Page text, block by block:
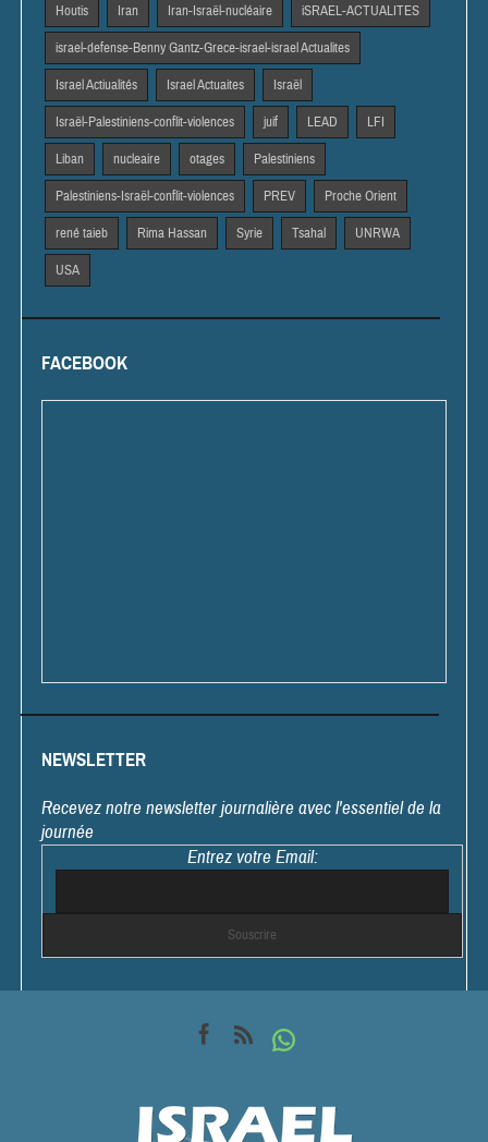
Houtis Iran Iran-Israël-nucléaire iSRAEL-ACTUALITES
israel-defense-Benny Gantz-Grece-israel-israel Actualites
Israel Actiualités Israel Actuaites Israël
Israël-Palestiniens-conflit-violences juif LEAD LFI
Liban nucleaire otages Palestiniens
Palestiniens-Israël-conflit-violences PREV Proche Orient
rené taieb Rima Hassan Syrie Tsahal UNRWA
USA
FACEBOOK
NEWSLETTER
Recevez notre newsletter journalière avec l'essentiel de la
journée
Entrez votre Email: